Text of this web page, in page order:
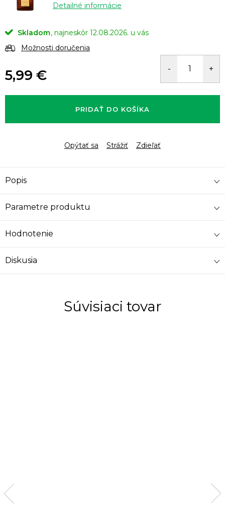
Detailné informácie
Skladom
12.08.2026.
Možnosti doručenia
5,99 €
cena:
PRIDAŤ DO KOŠÍKA
Opýtať sa Strážiť Zdieľať
Popis
Parametre produktu
Hodnotenie
Diskusia
Súvisiaci tovar